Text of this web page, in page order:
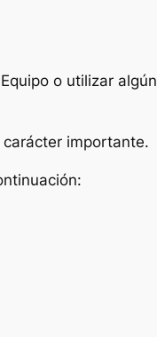
o utilizar algún
importante.